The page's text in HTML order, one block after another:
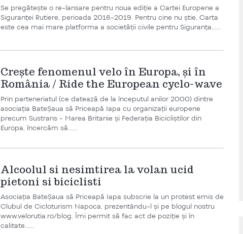
Se pregătește o re-lansare pentru noua ediție a Cartei Europene a
Siguranței Rutiere, perioada 2016-2019. Pentru cine nu știe, Carta
este cea mai mare platforma a societății civile pentru Siguranța…...
Crește fenomenul velo în Europa, și în
România / Ride the European cyclo-wave
Prin parteneriatul (ce datează de la începutul anilor 2000) dintre
asociația BateȘaua să Priceapă Iapa cu organizații europene
precum Sustrans - Marea Britanie și Federația Bicicliștilor din
Europa, încercăm să…...
Alcoolul si nesimtirea la volan ucid
pietoni si biciclisti
Asociația BateȘaua să Priceapă Iapa subscrie la un protest emis de
Clubul de Cicloturism Napoca, prezentându-l și pe blogul nostru
www.velorutia.ro/blog. Îmi permit să fac act de poziție și în
calitate…...